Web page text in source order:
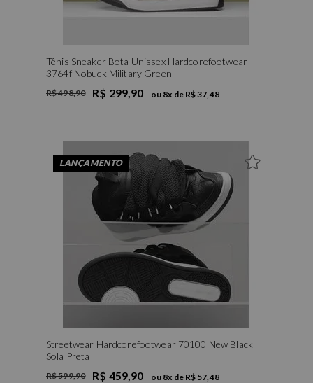
Tênis Sneaker Bota Unissex Hardcorefootwear
3764f Nobuck Military Green
R$ 498,90 R$ 299,90 ou 8x de R$ 37,48
LANÇAMENTO
Streetwear Hardcorefootwear 70100 New Black
Sola Preta
R$ 599,90 R$ 459,90 ou 8x de R$ 57,48